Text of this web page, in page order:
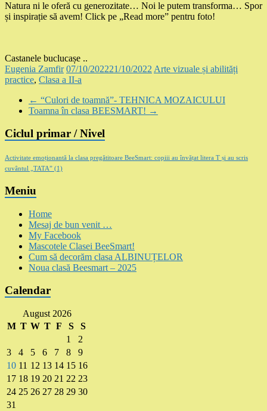
Natura ni le oferă cu generozitate… Noi le putem transforma… Spor
și inspirație să avem! Click pe „Read more” pentru foto!
Castanele buclucașe ..
Eugenia Zamfir 07/10/202221/10/2022 Arte vizuale și abilități
practice, Clasa a II-a
← “Culori de toamnă”- TEHNICA MOZAICULUI
Toamna în clasa BEESMART! →
Ciclul primar / Nivel
Activitate emoționantă la clasa pregătitoare BeeSmart: copiii au învățat litera T și au scris
cuvântul „TATA” (1)
Meniu
Home
Mesaj de bun venit …
My Facebook
Mascotele Clasei BeeSmart!
Cum să decorăm clasa ALBINUȚELOR
Noua clasă Beesmart – 2025
Calendar
August 2026
M T W T F S
S
1
2
3
4 5 6 7 8
9
10 11 12 13 14 15 16
17 18 19 20 21 22 23
24 25 26 27 28 29 30
31